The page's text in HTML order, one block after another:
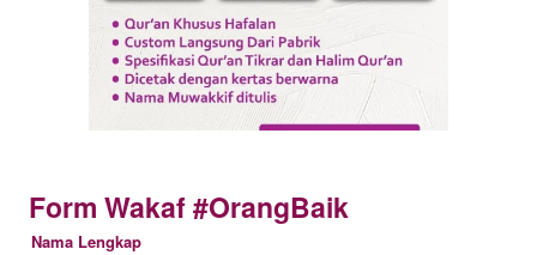
Form Wakaf #OrangBaik
Nama Lengkap